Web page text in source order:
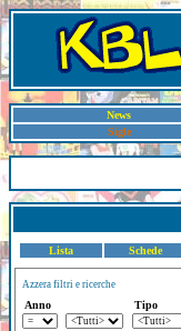
News
Sigle
Lista Schede
Azzera filtri e ricerche
Anno Tipo